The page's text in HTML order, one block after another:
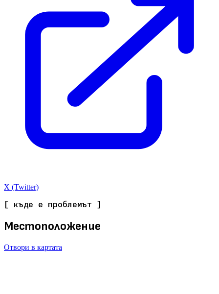
X (Twitter)
[ къде е проблемът ]
Местоположение
Отвори в картата